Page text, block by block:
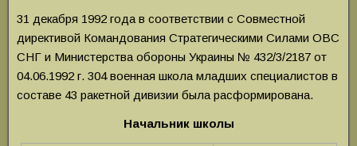
31 декабря 1992 года в соответствии с Совместной
директивой Командования Стратегическими Силами ОВС
СНГ и Министерства обороны Украины № 432/3/2187 от
04.06.1992 г. 304 военная школа младших специалистов в
составе 43 ракетной дивизии была расформирована.
Начальник школы